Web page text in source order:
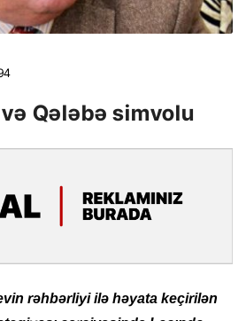
və Qələbə simvolu
rəhbərliyi ilə həyata keçirilən